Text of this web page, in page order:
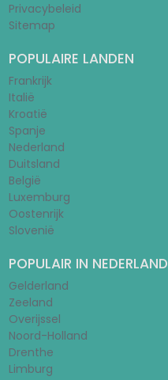
Privacybeleid
Sitemap
POPULAIRE LANDEN
Frankrijk
Italië
Kroatië
Spanje
Nederland
Duitsland
België
Luxemburg
Oostenrijk
Slovenië
POPULAIR IN NEDERLAND
Gelderland
Zeeland
Overijssel
Noord-Holland
Drenthe
Limburg